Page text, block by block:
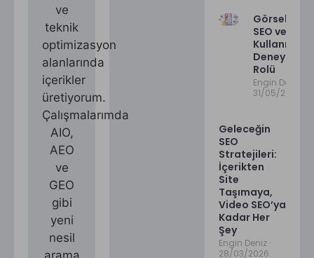
ve
teknik
optimizasyon
alanlarında
içerikler
üretiyorum.
Çalışmalarımda
AIO,
AEO
ve
GEO
gibi
yeni
nesil
arama
Görsellerin
SEO ve
Kullanıcı
Rolü
Engin Deniz
31/05/2025
Geleceğin
SEO
Stratejileri:
İçerikten
Site
Taşımaya,
Video SEO’ya
Kadar Her
Şey
Engin Deniz
28/03/2026